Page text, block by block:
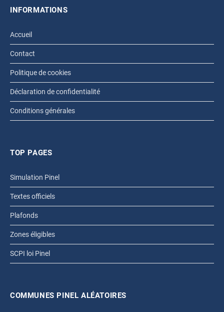
INFORMATIONS
Accueil
Contact
Politique de cookies
Déclaration de confidentialité
Conditions générales
TOP PAGES
Simulation Pinel
Textes officiels
Plafonds
Zones éligibles
SCPI loi Pinel
COMMUNES PINEL ALÉATOIRES